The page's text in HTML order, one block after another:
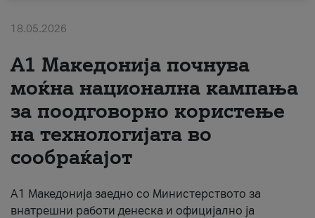
#ПодобарОнлајн
18.05.2026
A1 Македонија почнува
моќна национална кампања
за поодговорно користење
на технологијата во
сообраќајот
A1 Македонија заедно со Министерството за
внатрешни работи денеска и официјално ја